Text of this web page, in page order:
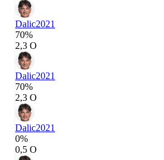
Dalic2021
70%
2,3 О
Dalic2021
70%
2,3 О
Dalic2021
0%
0,5 О